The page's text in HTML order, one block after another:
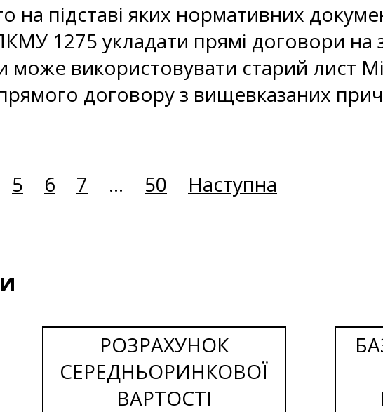
на підставі яких нормативних
1275 укладати прямі договори на
може використовувати старий лист
договору з вищевказаних
5 6 7 ... 50 Наступна
РОЗРАХУНОК
СЕРЕДНЬОРИНКОВОЇ
ВАРТОСТІ